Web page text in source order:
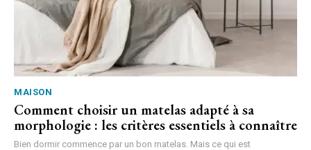
MAISON
Comment choisir un matelas adapté à sa
morphologie : les critères essentiels à connaître
Bien dormir commence par un bon matelas. Mais ce qui est